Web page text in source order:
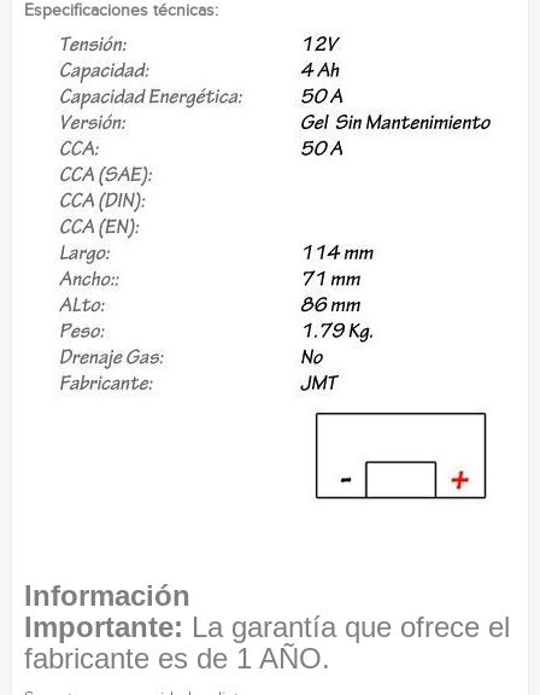
Especificaciones técnicas:
Información
Importante: La garantía que ofrece el
fabricante es de 1 AÑO.